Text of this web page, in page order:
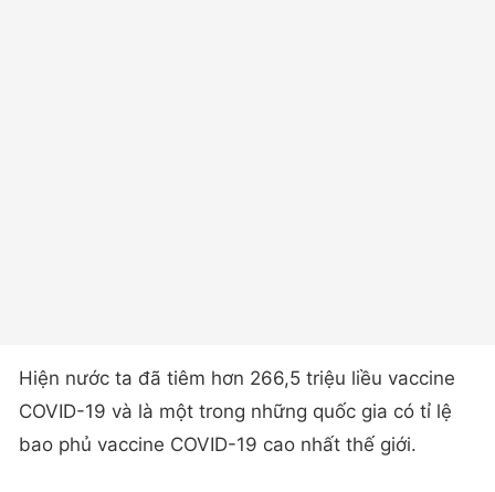
Hiện nước ta đã tiêm hơn 266,5 triệu liều vaccine
COVID-19 và là một trong những quốc gia có tỉ lệ
bao phủ vaccine COVID-19 cao nhất thế giới.